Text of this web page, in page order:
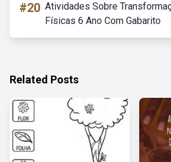
#20 Atividades Sobre
Físicas 6 Ano Com Gabarito
Related Posts